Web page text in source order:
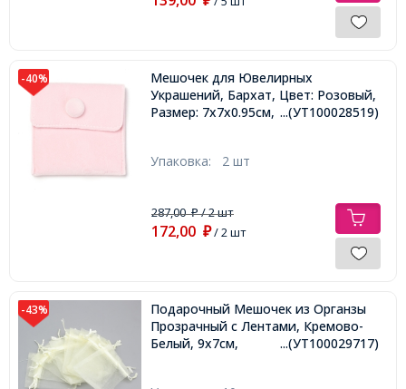
-40%
Мешочек для Ювелирных
Украшений, Бархат, Цвет: Розовый,
Размер: 7х7х0.95см, ...(УТ100028519)
Упаковка: 2 шт
287,00₽/ 2 шт
172,00 ₽/ 2 шт
-43%
Подарочный Мешочек из Органзы
Прозрачный с Лентами, Кремово-
Белый, 9х7см,
...(УТ100029717)